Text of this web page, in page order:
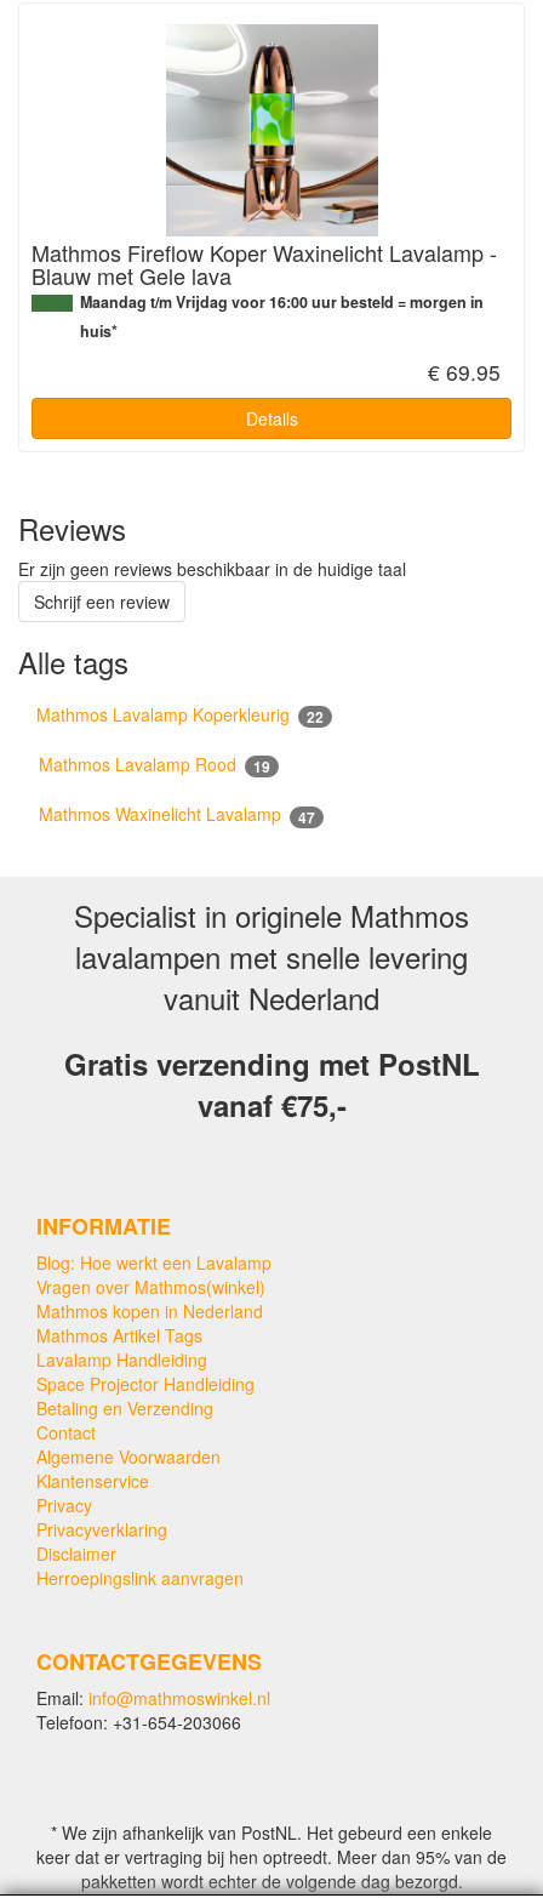
Mathmos Fireflow Koper Waxinelicht Lavalamp -
Blauw met Gele lava
Maandag t/m Vrijdag voor 16:00 uur besteld = morgen in
huis*
€ 69.95
Details
Reviews
Er zijn geen reviews beschikbaar in de huidige taal
Schrijf een review
Alle tags
Mathmos Lavalamp Koperkleurig 22
Mathmos Lavalamp Rood 19
Mathmos Waxinelicht Lavalamp 47
Specialist in originele Mathmos
lavalampen met snelle levering
vanuit Nederland
Gratis verzending met PostNL
vanaf €75,-
INFORMATIE
Blog: Hoe werkt een Lavalamp
Vragen over Mathmos(winkel)
Mathmos kopen in Nederland
Mathmos Artikel Tags
Lavalamp Handleiding
Space Projector Handleiding
Betaling en Verzending
Contact
Algemene Voorwaarden
Klantenservice
Privacy
Privacyverklaring
Disclaimer
Herroepingslink aanvragen
CONTACTGEGEVENS
Email: info@mathmoswinkel.nl
Telefoon: +31-654-203066
* We zijn afhankelijk van PostNL. Het gebeurd een enkele
keer dat er vertraging bij hen optreedt. Meer dan 95% van de
pakketten wordt echter de volgende dag bezorgd.